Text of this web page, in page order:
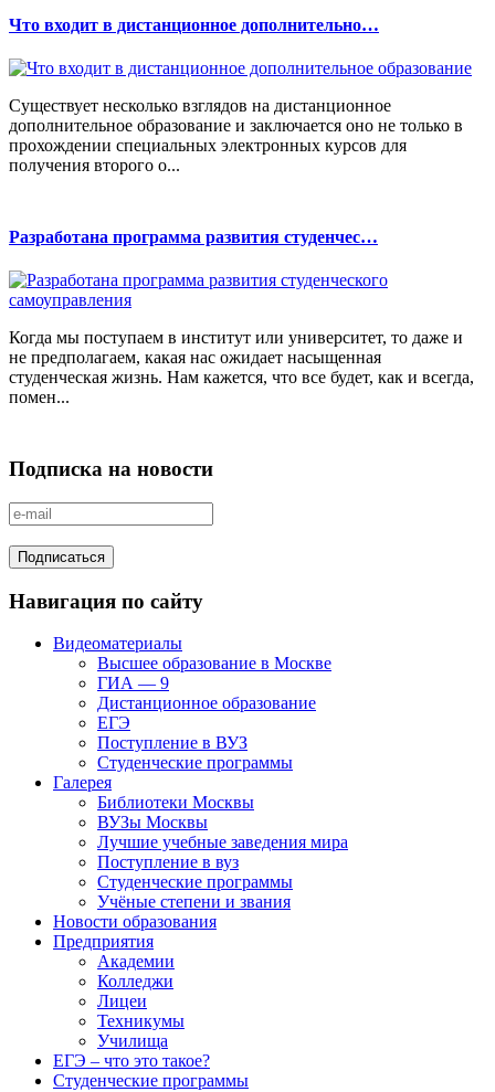
Что входит в дистанционное дополнительно…
Существует несколько взглядов на дистанционное
дополнительное образование и заключается оно не только в
прохождении специальных электронных курсов для
получения второго о...
Разработана программа развития студенчес…
Когда мы поступаем в институт или университет, то даже и
не предполагаем, какая нас ожидает насыщенная
студенческая жизнь. Нам кажется, что все будет, как и всегда,
помен...
Подписка на новости
Навигация по сайту
Видеоматериалы
Высшее образование в Москве
ГИА — 9
Дистанционное образование
ЕГЭ
Поступление в ВУЗ
Студенческие программы
Галерея
Библиотеки Москвы
ВУЗы Москвы
Лучшие учебные заведения мира
Поступление в вуз
Студенческие программы
Учёные степени и звания
Новости образования
Предприятия
Академии
Колледжи
Лицеи
Техникумы
Училища
ЕГЭ – что это такое?
Студенческие программы